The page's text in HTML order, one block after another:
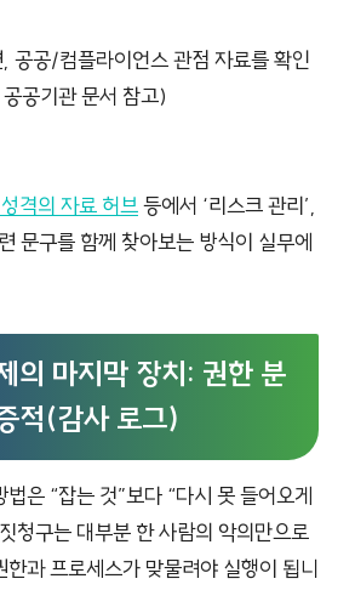
공공/컴플라이언스 관점 자료를 확인
공기관 문서 참고)
격의 자료 허브등에서 ‘리스크 관리’,
문구를 함께 찾아보는 방식이 실무에
의 마지막 장치: 권한 분
적(감사 로그)
은 “잡는 것”보다 “다시 못 들어오게
청구는 대부분 한 사람의 악의만으로
과 프로세스가 맞물려야 실행이 됩니